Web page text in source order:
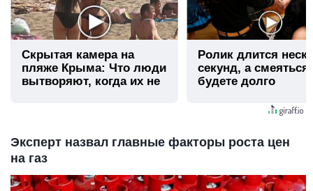
Скрытая камера на
пляже Крыма: Что люди
вытворяют, когда их не
Ролик длится
секунд, а
будете долго
Эксперт назвал главные факторы роста цен
на газ